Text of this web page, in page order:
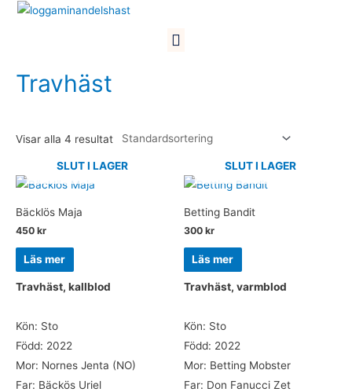
Hoppa
Meny
Travhäst
Visar alla 4 resultat
SLUT I LAGER
Bäcklös Maja
450 kr
Läs mer
Travhäst, kallblod
Kön: Sto
Född: 2022
Mor: Nornes Jenta (NO)
Far: Bäckös Uriel
SLUT I LAGER
Betting Bandit
300 kr
Läs mer
Travhäst, varmblod
Kön: Sto
Född: 2022
Mor: Betting Mobster
Far: Don Fanucci Zet